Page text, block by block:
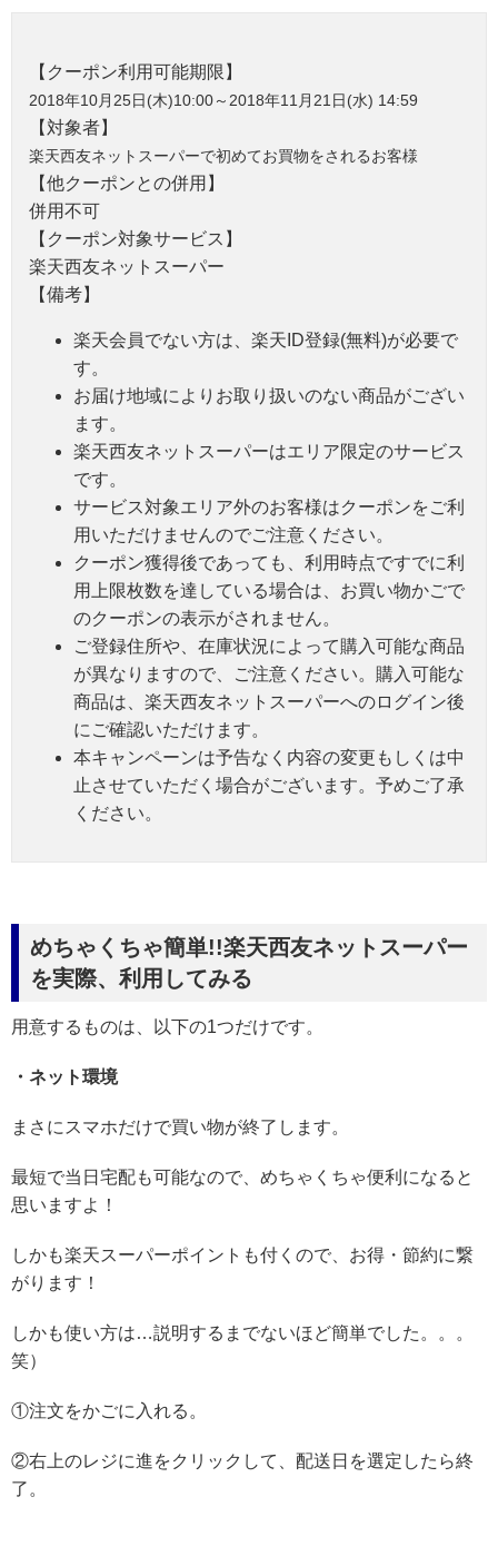
【クーポン利用可能期限】
2018年10月25日(木)10:00～2018年11月21日(水) 14:59
【対象者】
楽天西友ネットスーパーで初めてお買物をされるお客様
【他クーポンとの併用】
併用不可
【クーポン対象サービス】
楽天西友ネットスーパー
【備考】
楽天会員でない方は、楽天ID登録(無料)が必要で
す。
お届け地域によりお取り扱いのない商品がござい
ます。
楽天西友ネットスーパーはエリア限定のサービス
です。
サービス対象エリア外のお客様はクーポンをご利
用いただけませんのでご注意ください。
クーポン獲得後であっても、利用時点ですでに利
用上限枚数を達している場合は、お買い物かごで
のクーポンの表示がされません。
ご登録住所や、在庫状況によって購入可能な商品
が異なりますので、ご注意ください。購入可能な
商品は、楽天西友ネットスーパーへのログイン後
にご確認いただけます。
本キャンペーンは予告なく内容の変更もしくは中
止させていただく場合がございます。予めご了承
ください。
めちゃくちゃ簡単!!楽天西友ネットスーパー
を実際、利用してみる
用意するものは、以下の1つだけです。
・ネット環境
まさにスマホだけで買い物が終了します。
最短で当日宅配も可能なので、めちゃくちゃ便利になると
思いますよ！
しかも楽天スーパーポイントも付くので、お得・節約に繋
がります！
しかも使い方は…説明するまでないほど簡単でした。。。
笑）
①注文をかごに入れる。
②右上のレジに進をクリックして、配送日を選定したら終
了。